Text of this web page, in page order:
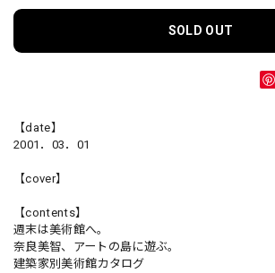
SOLD OUT
【date】
2001．03．01
【cover】
【contents】
週末は美術館へ。
奈良美智、アートの島に遊ぶ。
建築家別美術館カタログ